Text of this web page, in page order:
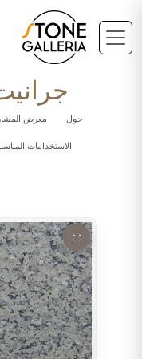
حول معرض
الاستخدامات